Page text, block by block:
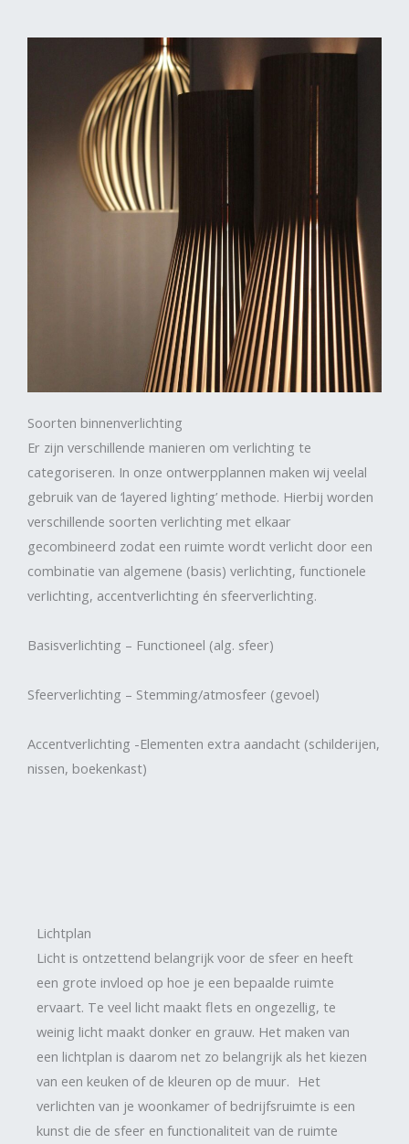
Soorten binnenverlichting
Er zijn verschillende manieren om verlichting te
categoriseren. In onze ontwerpplannen maken wij veelal
gebruik van de ‘layered lighting’ methode. Hierbij worden
verschillende soorten verlichting met elkaar
gecombineerd zodat een ruimte wordt verlicht door een
combinatie van algemene (basis) verlichting, functionele
verlichting, accentverlichting én sfeerverlichting.
Basisverlichting – Functioneel (alg. sfeer)
Sfeerverlichting – Stemming/atmosfeer (gevoel)
Accentverlichting -Elementen extra aandacht (schilderijen,
nissen, boekenkast)
Lichtplan
Licht is ontzettend belangrijk voor de sfeer en heeft
een grote invloed op hoe je een bepaalde ruimte
ervaart. Te veel licht maakt flets en ongezellig, te
weinig licht maakt donker en grauw. Het maken van
een lichtplan is daarom net zo belangrijk als het kiezen
van een keuken of de kleuren op de muur. Het
verlichten van je woonkamer of bedrijfsruimte is een
kunst die de sfeer en functionaliteit van de ruimte